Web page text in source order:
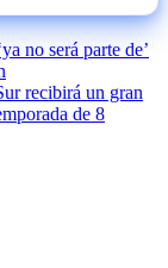
no será parte de’
recibirá un gran
de 8